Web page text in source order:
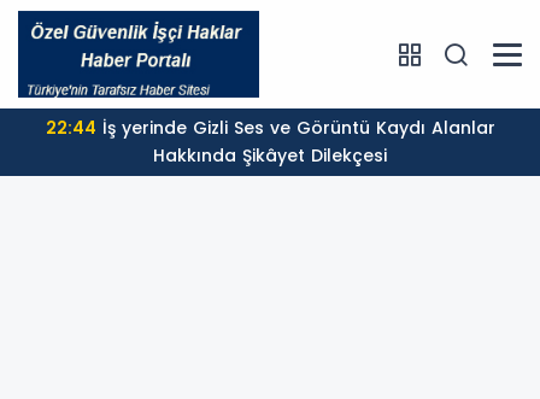
22:44
Hakkında Şikâyet Dilekçesi